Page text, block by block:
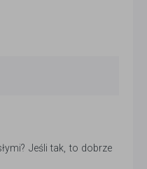
Jeśli tak, to dobrze